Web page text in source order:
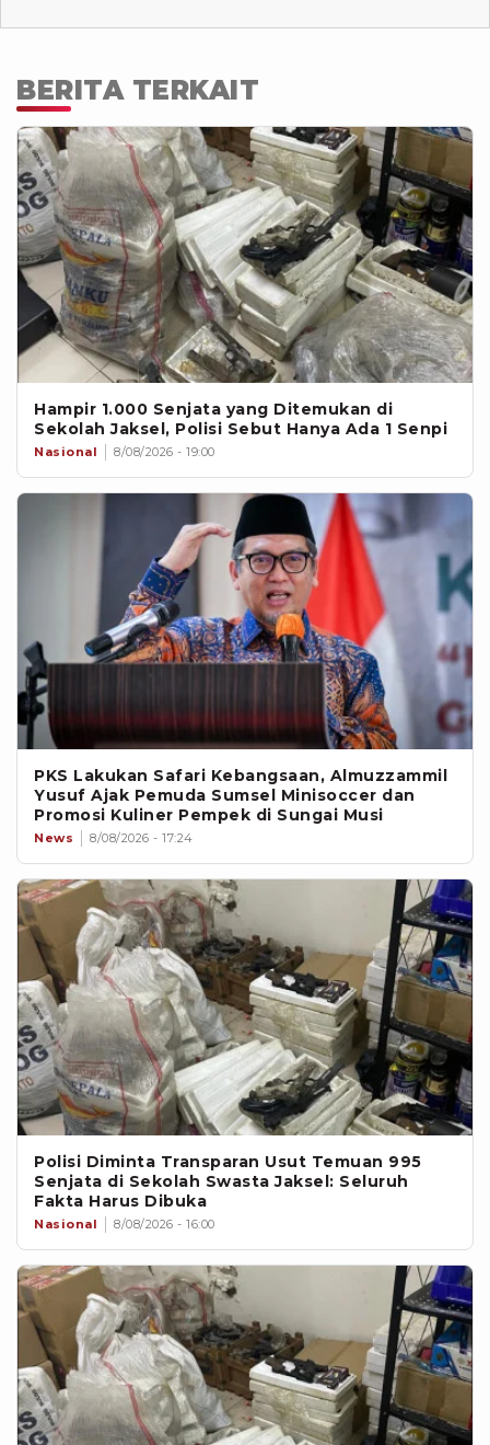
BERITA TERKAIT
Hampir 1.000 Senjata yang Ditemukan di
Sekolah Jaksel, Polisi Sebut Hanya Ada 1 Senpi
Nasional 8/08/2026 - 19:00
PKS Lakukan Safari Kebangsaan, Almuzzammil
Yusuf Ajak Pemuda Sumsel Minisoccer dan
Promosi Kuliner Pempek di Sungai Musi
News 8/08/2026 - 17:24
Polisi Diminta Transparan Usut Temuan 995
Senjata di Sekolah Swasta Jaksel: Seluruh
Fakta Harus Dibuka
Nasional 8/08/2026 - 16:00